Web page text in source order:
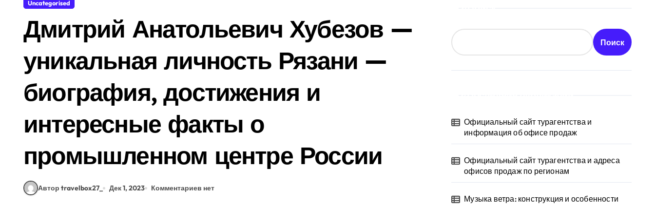
Uncategorised
Дмитрий Анатольевич Хубезов —
уникальная личность Рязани —
биография, достижения и
интересные факты о
промышленном центре России
Автор travelbox27_ Дек 1, 2023 Комментариев нет
Поиск
Официальный сайт турагентства и
информация об офисе продаж
Официальный сайт турагентства и адреса
офисов продаж по регионам
Музыка ветра: конструкция и особенности